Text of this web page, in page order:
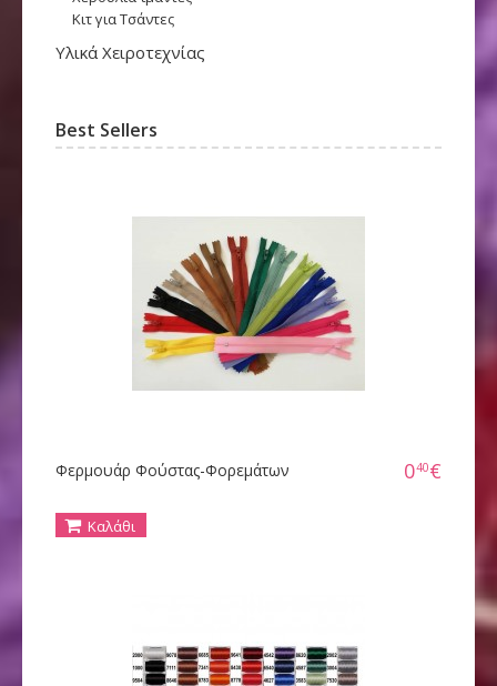
Κιτ για Τσάντες
Υλικά Χειροτεχνίας
Best Sellers
Φερμουάρ Φούστας-Φορεμάτων 040€
Καλάθι